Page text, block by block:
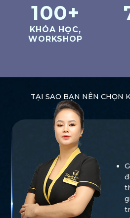
100+
KHÓA HỌC,
WORKSHOP
TẠI SAO BẠN NÊN CHỌN